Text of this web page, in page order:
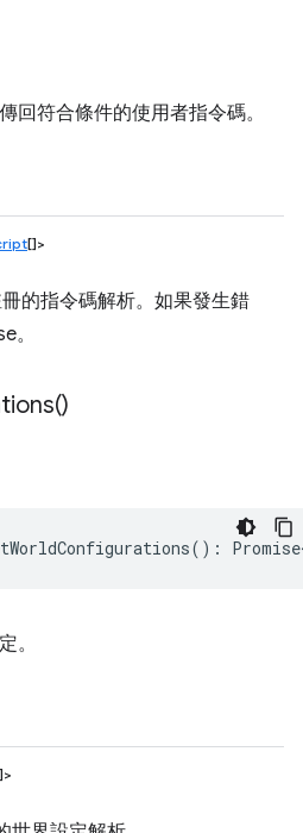
回符合條件的使用者指令碼。
[]>
的指令碼解析。如果發生錯
。
)
() :
。